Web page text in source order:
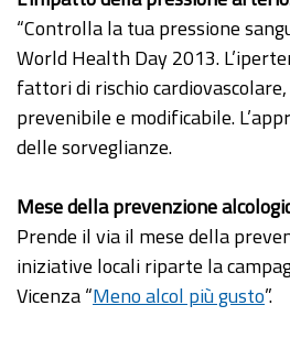
“Controlla la tua pressione
World Health Day 2013.
fattori di rischio
prevenibile e modificabile.
delle sorveglianze.
Mese della prevenzione
Prende il via il mese della
iniziative locali riparte la
Vicenza “Meno alcol più gusto”.